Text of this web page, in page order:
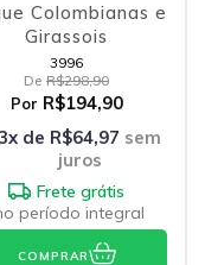
Colombianas e
Girassois
3996
De R$298,90
Por R$194,90
3x de R$64,97 sem
juros
Frete grátis
período integral
COMPRAR